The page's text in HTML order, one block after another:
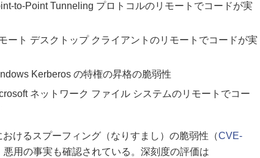
to-Point Tunneling プロトコルのリモートでコードが実
モート デスクトップ クライアントのリモートでコードが実
Kerberos の特権の昇格の脆弱性
ネットワーク ファイル システムのリモートでコー
けるスプーフィング（なりすまし）の脆弱性（CVE-
悪用の事実も確認されている。深刻度の評価は